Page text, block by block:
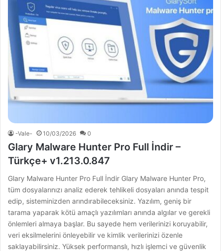
-Vale- 10/03/2026 0
Glary Malware Hunter Pro Full İndir –
Türkçe+ v1.213.0.847
Glary Malware Hunter Pro Full İndir Glary Malware Hunter Pro,
tüm dosyalarınızı analiz ederek tehlikeli dosyaları anında tespit
edip, sisteminizden arındırabileceksiniz. Yazılım, geniş bir
tarama yaparak kötü amaçlı yazılımları anında algılar ve gerekli
önlemleri almaya başlar. Bu sayede hem verilerinizi koruyabilir,
veri eksilmelerini önleyebilir ve kimlik verilerinizi özenle
saklayabilirsiniz. Yüksek performanslı, hızlı işlemci ve güvenlik